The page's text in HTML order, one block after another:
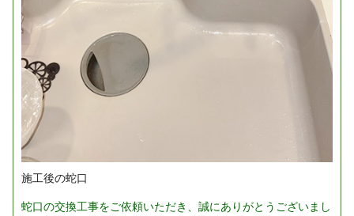
施工後の蛇口
蛇口の交換工事をご依頼いただき、誠にありがとうございまし